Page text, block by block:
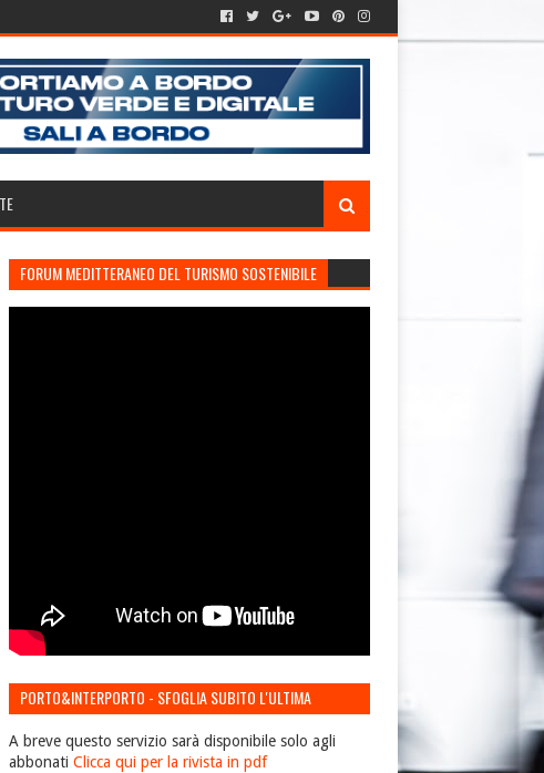
FORUM MEDITTERANEO DEL TURISMO SOSTENIBILE
PORTO&INTERPORTO - SFOGLIA SUBITO L'ULTIMA
A breve questo servizio sarà disponibile solo agli
abbonati Clicca qui per la rivista in pdf